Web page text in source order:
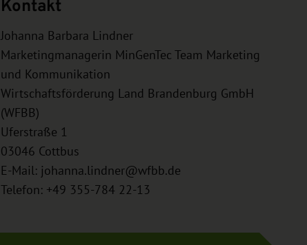
Kontakt
Johanna Barbara Lindner
Marketingmanagerin MinGenTec Team Marketing
und Kommunikation
Wirtschaftsförderung Land Brandenburg GmbH
(WFBB)
Uferstraße 1
03046 Cottbus
E-Mail: johanna.lindner@wfbb.de
Telefon: +49 355-784 22-13